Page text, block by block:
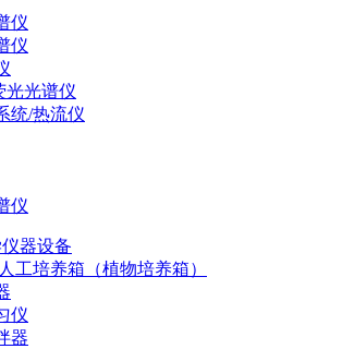
仪
仪
光光谱仪
统/热流仪
仪
仪器设备
工培养箱（植物培养箱）
仪
器